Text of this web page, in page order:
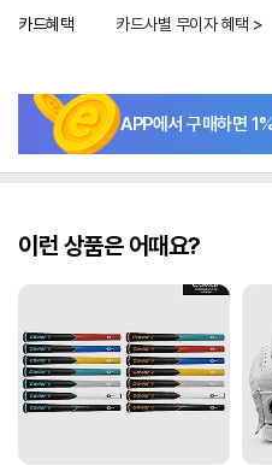
카드혜택 카드사별 무이자 혜택 >
APP에서 구매하면 1
이런 상품은 어때요?